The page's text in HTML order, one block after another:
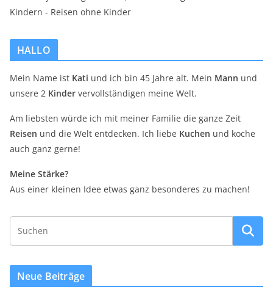
HALLO
Mein Name ist Kati und ich bin 45 Jahre alt. Mein Mann und
unsere 2 Kinder vervollständigen meine Welt.
Am liebsten würde ich mit meiner Familie die ganze Zeit
Reisen und die Welt entdecken. Ich liebe Kuchen und koche
auch ganz gerne!
Meine Stärke?
Aus einer kleinen Idee etwas ganz besonderes zu machen!
Neue Beiträge